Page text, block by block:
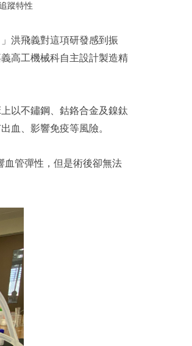
蹤特性
洪飛義對這項研發感到振
高工機械科自主設計製造精
以不鏽鋼、鈷鉻合金及鎳鈦
血、影響免疫等風險。
血管彈性，但是術後卻無法